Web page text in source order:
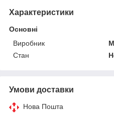
Характеристики
Основні
Виробник
Стан
Умови доставки
Нова Пошта